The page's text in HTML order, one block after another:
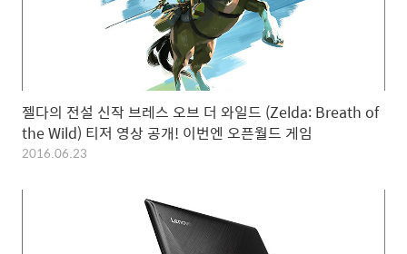
젤다의 전설 신작 브레스 오브 더 와일드 (Zelda: Breath of
the Wild) 티저 영상 공개! 이번엔 오픈월드 게임
2016.06.23